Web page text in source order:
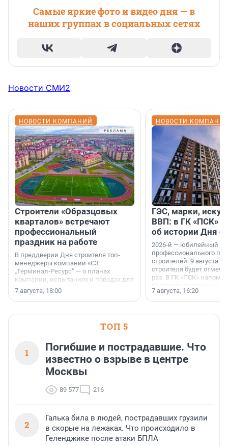
Самые яркие фото и видео дня — в
наших группах в социальных сетях
Новости СМИ2
НОВОСТИ КОМПАНИЙ
Строители «Образцовых
кварталов» встречают
профессиональный
праздник на работе
В преддверии Дня строителя топ-
менеджеры компании «СЗ
„Терминал-Ресурс“ — о планах
компании, испытаниях и поводах для
осторожного оптимизма.
7 августа, 18:00
НОВОСТИ
ГЭС, марки,
ВВП: в ГК «ПСК»
об истории Дня
2026-й — юбилейный
профессионального
строителей. 9 августа
строителя будет
раз. В ГК «ПСК»
поменялась роль
7 августа, 16:20
ТОП 5
1
Погибшие и пострадавшие. Что
известно о взрыве в центре
Москвы
89 577 216
2
Галька била в людей, пострадавших грузили
в скорые на лежаках. Что происходило в
Геленджике после атаки БПЛА